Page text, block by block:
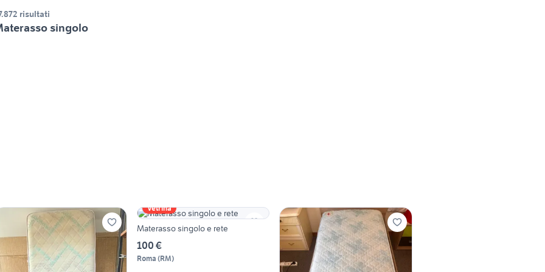
risultati
singolo
Vetrina
Materasso singolo e rete
100 €
Roma (RM)